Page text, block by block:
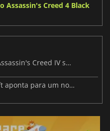
Assassin's Creed 4 Black
Rumores sobre o remake de Assassin's Creed IV surgem após nova estátua de Edward
Fuga de informação da Ubisoft aponta para um novo projeto Assassin's Creed